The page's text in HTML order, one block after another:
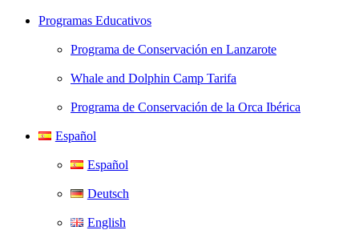
Programas Educativos
Programa de Conservación en Lanzarote
Whale and Dolphin Camp Tarifa
Programa de Conservación de la Orca Ibérica
Español
Español
Deutsch
English